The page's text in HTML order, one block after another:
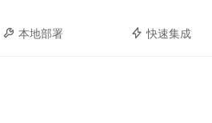
本地部署 快速集成